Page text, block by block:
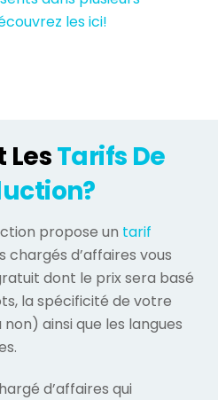
les ici!
LesTarifs De
propose un tarif
chargés d’affaires vous
dont le prix sera basé
la spécificité de votre
ainsi que les langues
d’affaires qui